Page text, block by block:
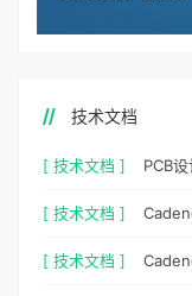
技术文档
[ 技术文档 ] PCB
[ 技术文档 ]
[ 技术文档 ]